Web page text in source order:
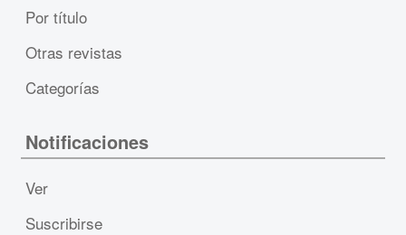
Por título
Otras revistas
Categorías
Notificaciones
Ver
Suscribirse